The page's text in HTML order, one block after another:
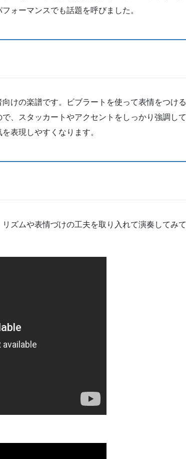
ォーマンスでも話題を呼びました。
けの楽譜です。ビブラートを使って表情をつける
、スタッカートやアクセントをしっかり強調して
表現しやすくなります。
ズムや表情づけの工夫を取り入れて演奏してみて